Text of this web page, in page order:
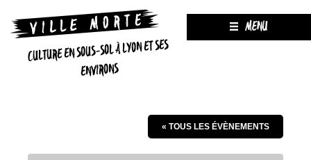
CULTURE EN SOUS-SOL À LYON ET SES
ENVIRONS
MENU
« TOUS LES ÉVÈNEMENTS